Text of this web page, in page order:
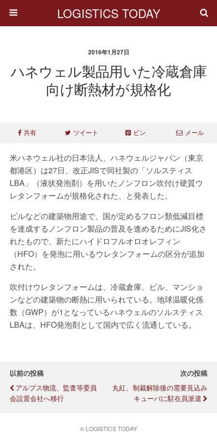
LOGISTICS TODAY
2016年1月27日
ハネウェル製品用いた冷蔵倉庫
向け断熱材が規格化
共有 ツイート ピン メール
米ハネウェル社の日本法人、ハネウェルジャパン（東京
都港区）は27日、改正JISで同社製の「ソルスティス
LBA」（液状発泡剤）を用いたノンフロン吹付け硬質ウ
レタンフォームが規格化された、と発表した。
ビルなどの建築物用途で、国が定めるフロン類低減目標
を達成するノンフロン製品の普及を進めるためにJIS化さ
れたもので、新たにハイドロフルオロオレフィン
（HFO）を発泡に用いるウレタンフォームの区分が追加
された。
吹付けウレタンフォームは、冷蔵倉庫、ビル、マンショ
ンなどの建築物の断熱に用いられている。地球温暖化係
数（GWP）が1となっているハネウェルのソルスティス
LBAは、HFO発泡剤として国内で広く流通している。
以前の投稿
アルプス物流、監査等委員
会設置会社へ移行
次の投稿
丸紅、制裁解除後の需要見込み
キューバに駐在員派遣
© LOGISTICS TODAY